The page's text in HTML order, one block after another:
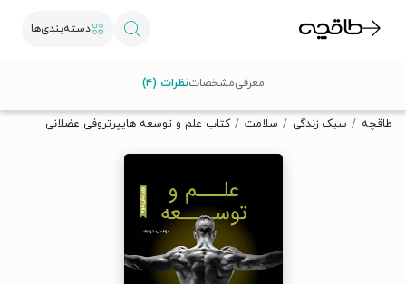
دسته‌بندی‌ها
تخفیف از طاقچه دریافت کن.
طاقچه سبک زندگی سلامت کتاب علم و توسعه هایپرتروفی عضلانی
معرفیمشخصاتنظرات (۴)